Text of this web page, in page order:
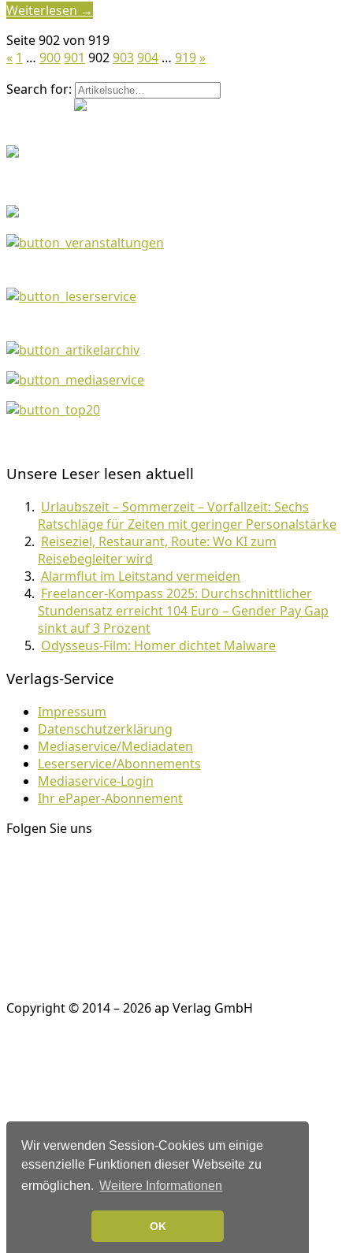
Wir verwenden Session-Cookies um einige
essenzielle Funktionen dieser Webseite zu
ermöglichen. Weitere Informationen
OK
Weiterlesen →
Seite 902 von 919
« 1 … 900901 902903904 … 919»
Search for:
Unsere Leser lesen aktuell
Urlaubszeit – Sommerzeit – Vorfallzeit: Sechs
Ratschläge für Zeiten mit geringer Personalstärke
Reiseziel, Restaurant, Route: Wo KI zum
Reisebegleiter wird
Alarmflut im Leitstand vermeiden
Freelancer-Kompass 2025: Durchschnittlicher
Stundensatz erreicht 104 Euro – Gender Pay Gap
sinkt auf 3 Prozent
Odysseus-Film: Homer dichtet Malware
Verlags-Service
Impressum
Datenschutzerklärung
Mediaservice/Mediadaten
Leserservice/Abonnements
Mediaservice-Login
Ihr ePaper-Abonnement
Folgen Sie uns
Copyright © 2014 – 2026 ap Verlag GmbH